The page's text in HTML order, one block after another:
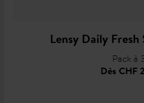
Lensy Daily
Pack à
Dès CHF